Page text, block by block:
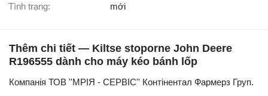
Tình trạng: mới
Thêm chi tiết — Kiltse stoporne John Deere
R196555 dành cho máy kéo bánh lốp
Компанія ТОВ ''МРІЯ - СЕРВІС'' Контінентал Фармерз Груп.